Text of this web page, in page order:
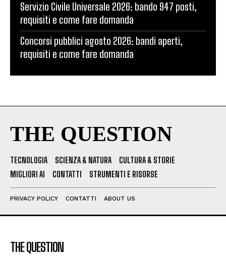
Servizio Civile Universale 2026: bando 947 posti,
requisiti e come fare domanda
Concorsi pubblici agosto 2026: bandi aperti,
requisiti e come fare domanda
THE QUESTION
TECNOLOGIA SCIENZA & NATURA
CULTURA & STORIE
MIGLIORI AI
CONTATTI STRUMENTI E RISORSE
PRIVACY POLICY CONTATTI ABOUT US
THE QUESTION